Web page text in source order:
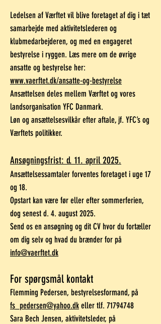
Ledelsen af Værftet vil blive foretaget af dig i tæt
samarbejde med aktivitetslederen og
klubmedarbejderen, og med en engageret
bestyrelse i ryggen. Læs mere om de øvrige
ansatte og bestyrelse her:
www.vaerftet.dk/ansatte-og-bestyrelse
Ansættelsen deles mellem Værftet og vores
landsorganisation YFC Danmark.
Løn og ansættelsesvilkår efter aftale, jf. YFC’s og
Værftets politikker.
Ansøgningsfrist: d. 11. april 2025.
Ansættelsessamtaler forventes foretaget i uge 17
og 18.
Opstart kan være før eller efter sommerferien,
dog senest d. 4. august 2025.​
Send os en ansøgning og dit CV hvor du fortæller
om dig selv og hvad du brænder for på
info@vaerftet.dk
For spørgsmål kontakt
Flemming Pedersen, bestyrelsesformand, på
fs_pedersen@yahoo.dk eller tlf. 71794748
Sara Bech Jensen, aktivitetsleder, på